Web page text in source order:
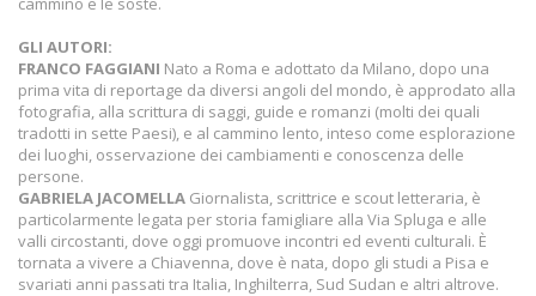
GLI AUTORI:
FRANCO FAGGIANI Nato a Roma e adottato da Milano, dopo una
prima vita di reportage da diversi angoli del mondo, è approdato alla
fotografia, alla scrittura di saggi, guide e romanzi (molti dei quali
tradotti in sette Paesi), e al cammino lento, inteso come esplorazione
dei luoghi, osservazione dei cambiamenti e conoscenza delle
persone.
GABRIELA JACOMELLA Giornalista, scrittrice e scout letteraria, è
particolarmente legata per storia famigliare alla Via Spluga e alle
valli circostanti, dove oggi promuove incontri ed eventi culturali. È
tornata a vivere a Chiavenna, dove è nata, dopo gli studi a Pisa e
svariati anni passati tra Italia, Inghilterra, Sud Sudan e altri altrove.